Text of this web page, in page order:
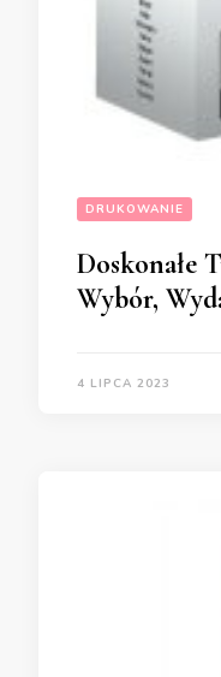
DRUKOWANIE
Doskonałe
Wybór,
4 LIPCA 2023